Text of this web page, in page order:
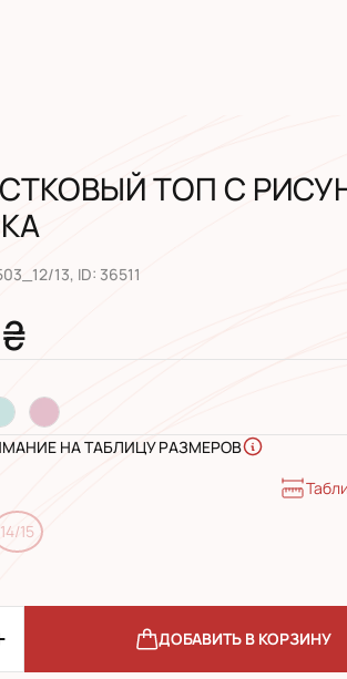
ТОП С
13, ID: 36511
НА ТАБЛИЦУ РАЗМЕРОВ
14/15
ДОБАВИТЬ В КОРЗИНУ